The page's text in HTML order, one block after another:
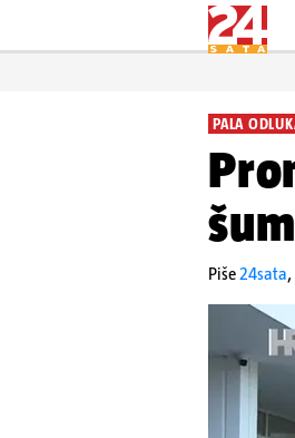
PALA
Piše24sata,